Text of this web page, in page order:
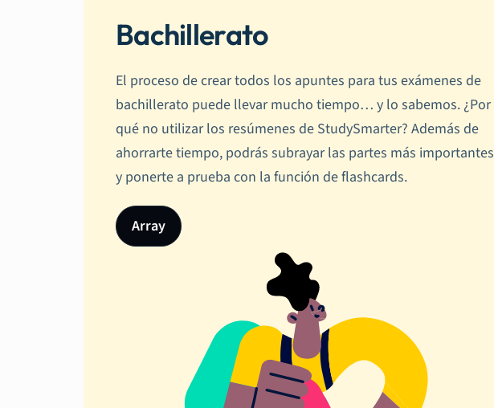
Bachillerato
El proceso de crear todos los apuntes para tus exámenes de
bachillerato puede llevar mucho tiempo… y lo sabemos. ¿Por
qué no utilizar los resúmenes de StudySmarter? Además de
ahorrarte tiempo, podrás subrayar las partes más importantes
y ponerte a prueba con la función de flashcards.
Array